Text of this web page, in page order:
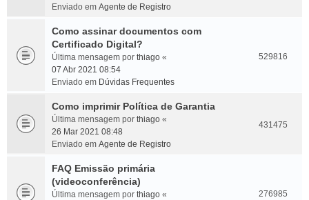
Enviado em Agente de Registro
Como assinar documentos com
Certificado Digital?
Última mensagem por thiago «
07 Abr 2021 08:54
Enviado em Dúvidas Frequentes
529816
Como imprimir Política de Garantia
Última mensagem por thiago «
26 Mar 2021 08:48
Enviado em Agente de Registro
431475
FAQ Emissão primária
(videoconferência)
Última mensagem por thiago «
276985